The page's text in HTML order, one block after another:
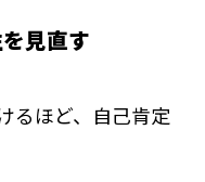
見直す
るほど、自己肯定